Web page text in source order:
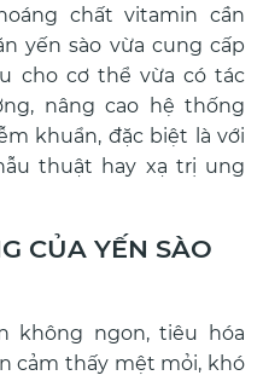
chất vitamin cần
yến sào vừa cung cấp
cho cơ thể vừa có tác
nâng cao hệ thống
khuẩn, đặc biệt là với
thuật hay xạ trị ung
CỦA YẾN SÀO
không ngon, tiêu hóa
cảm thấy mệt mỏi, khó